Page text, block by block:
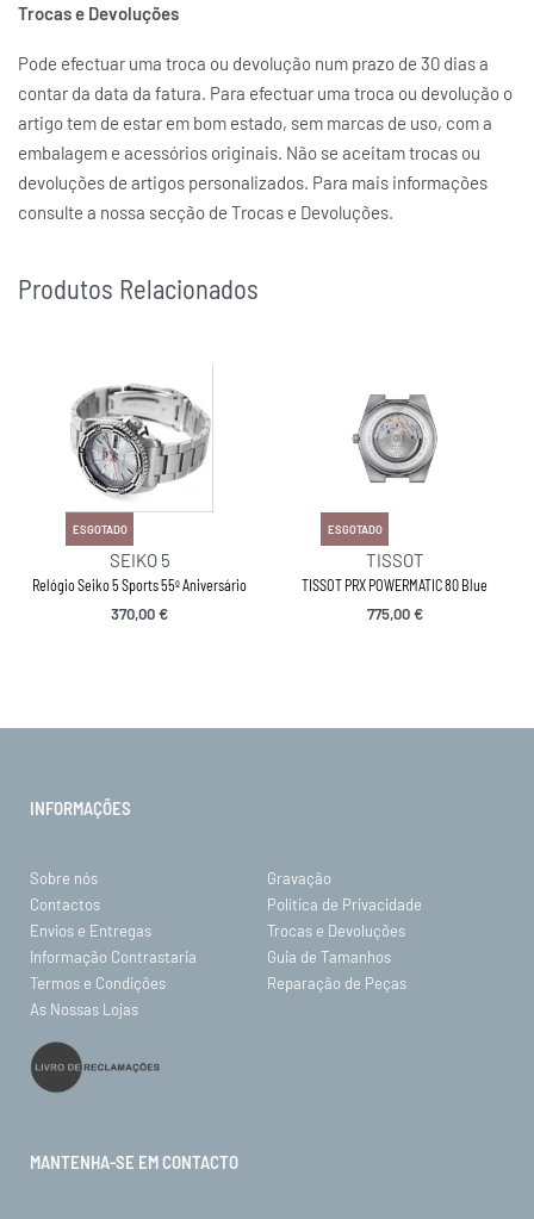
MARCAS
Trocas e Devoluções
Pode efectuar uma troca ou devolução num prazo de 30 dias a
contar da data da fatura. Para efectuar uma troca ou devolução o
artigo tem de estar em bom estado, sem marcas de uso, com a
embalagem e acessórios originais. Não se aceitam trocas ou
devoluções de artigos personalizados. Para mais informações
consulte a nossa secção de Trocas e Devoluções.
Produtos Relacionados
ESGOTADO
SEIKO 5
Relógio Seiko 5 Sports 55º Aniversário
370,00€
ESGOTADO
TISSOT
TISSOT PRX POWERMATIC 80 Blue
775,00€
INFORMAÇÕES
Sobre nós
Gravação
Contactos
Política de Privacidade
Envios e Entregas
Trocas e Devoluções
Informação Contrastaria
Guia de Tamanhos
Termos e Condições
Reparação de Peças
As Nossas Lojas
MANTENHA-SE EM CONTACTO